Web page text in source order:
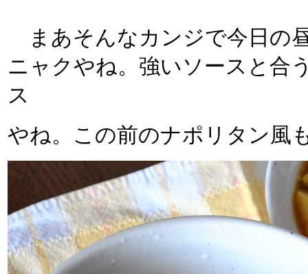
まあそんなカンジで今日の
ニャクやね。強いソースと合
ス
やね。この前のナポリタン風